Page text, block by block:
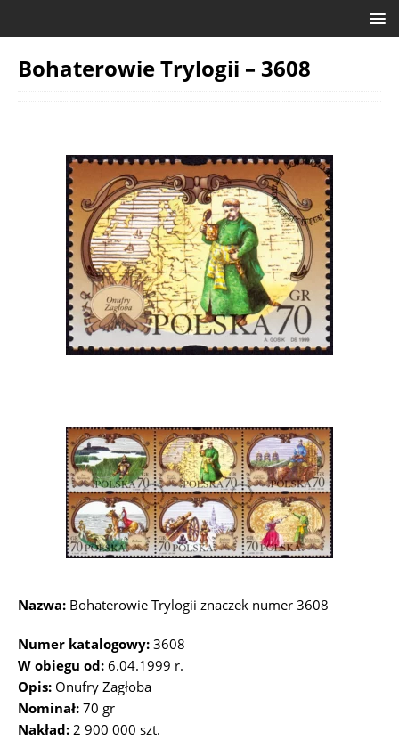
Bohaterowie Trylogii – 3608
Nazwa: Bohaterowie Trylogii znaczek numer 3608
Numer katalogowy: 3608
W obiegu od: 6.04.1999 r.
Opis: Onufry Zagłoba
Nominał: 70 gr
Nakład: 2 900 000 szt.